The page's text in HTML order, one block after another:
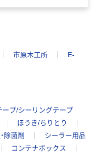
市原木工所
E-
ープ/シーリングテープ
ほうき/ちりとり
除菌剤
シーラー用品
コンテナボックス